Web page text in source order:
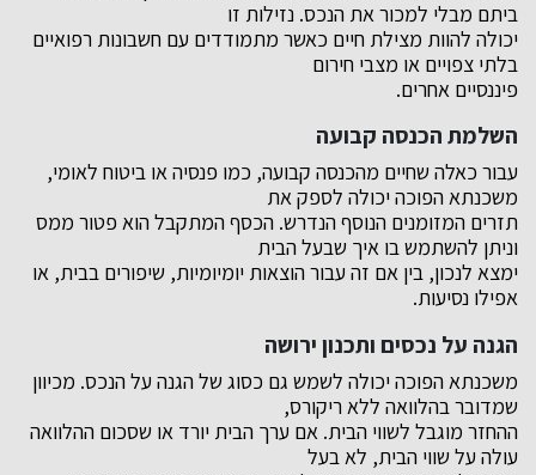
ביתם מבלי למכור את הנכס. נזילות זו
יכולה להוות מצילת חיים כאשר מתמודדים עם חשבונות רפואיים
בלתי צפויים או מצבי חירום
פיננסיים אחרים.
השלמת הכנסה קבועה
עבור כאלה שחיים מהכנסה קבועה, כמו פנסיה או ביטוח לאומי,
משכנתא הפוכה יכולה לספק את
תזרים המזומנים הנוסף הנדרש. הכסף המתקבל הוא פטור ממס
וניתן להשתמש בו איך שבעל הבית
ימצא לנכון, בין אם זה עבור הוצאות יומיומיות, שיפורים בבית, או
אפילו נסיעות.
הגנה על נכסים ותכנון ירושה
משכנתא הפוכה יכולה לשמש גם כסוג של הגנה על הנכס. מכיוון
שמדובר בהלוואה ללא ריקורס,
ההחזר מוגבל לשווי הבית. אם ערך הבית יורד או שסכום ההלוואה
עולה על שווי הבית, לא בעל